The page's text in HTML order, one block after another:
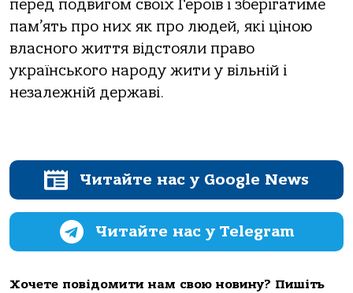
перед подвигом своїх Героїв і зберігатиме
пам’ять про них як про людей, які ціною
власного життя відстояли право
українського народу жити у вільній і
незалежній державі.
Читайте нас у Google News
Читайте нас у Telegram
Хочете повідомити нам свою новину? Пишіть